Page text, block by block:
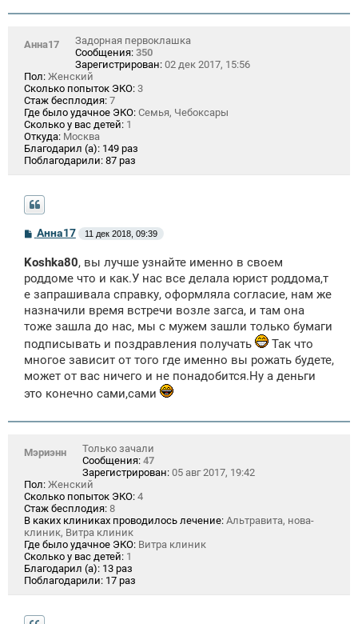
Анна17
Задорная первоклашка
Сообщения: 350
Зарегистрирован: 02 дек 2017, 15:56
Пол: Женский
Сколько попыток ЭКО: 3
Стаж бесплодия: 7
Где было удачное ЭКО: Семья, Чебоксары
Сколько у вас детей: 1
Откуда: Москва
Благодарил (а): 149 раз
Поблагодарили: 87 раз
С
б
щ
е
н
и
Анна17 11 дек 2018, 09:39
Koshka80, вы лучше узнайте именно в своем
роддоме что и как.У нас все делала юрист роддома,т
е запрашивала справку, оформляла согласие, нам же
назначили время встречи возле загса, и там она
тоже зашла до нас, мы с мужем зашли только бумаги
подписывать и поздравления получать
Так что
многое зависит от того где именно вы рожать будете,
может от вас ничего и не понадобится.Ну а деньги
это конечно сами,сами
Мэриэнн
Только зачали
Сообщения: 47
Зарегистрирован: 05 авг 2017, 19:42
Пол: Женский
Сколько попыток ЭКО: 4
Стаж бесплодия: 8
В каких клиниках проводилось лечение: Альтравита, нова-
клиник, Витра клиник
Где было удачное ЭКО: Витра клиник
Сколько у вас детей: 1
Благодарил (а): 13 раз
Поблагодарили: 17 раз